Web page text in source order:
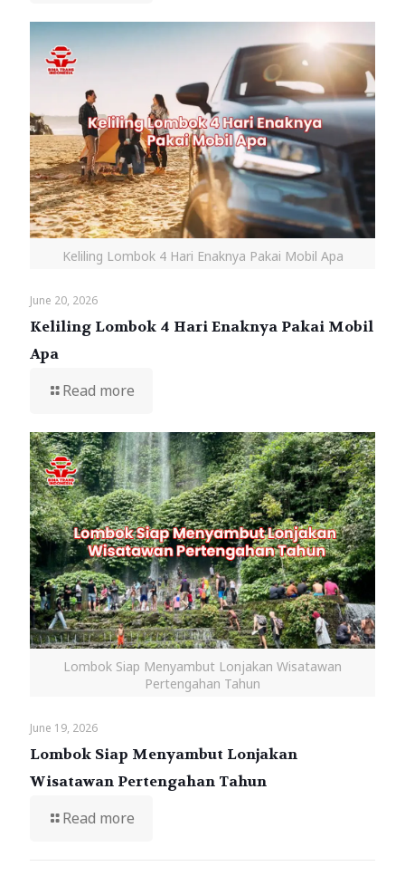
Keliling Lombok 4 Hari Enaknya Pakai Mobil Apa
June 20, 2026
Keliling Lombok 4 Hari Enaknya Pakai Mobil
Apa
Read more
Lombok Siap Menyambut Lonjakan Wisatawan
Pertengahan Tahun
June 19, 2026
Lombok Siap Menyambut Lonjakan
Wisatawan Pertengahan Tahun
Read more